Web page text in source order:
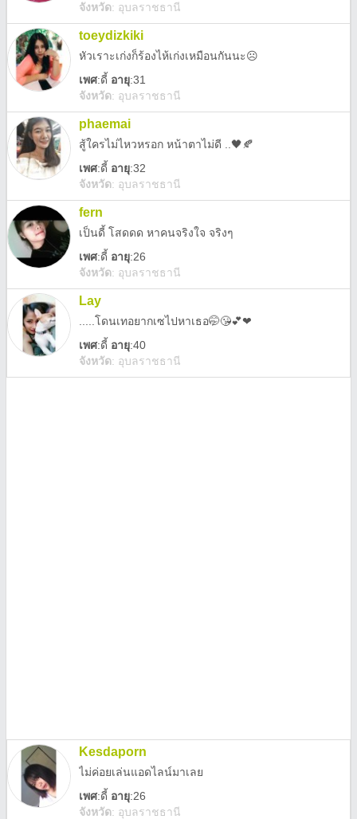
จังหวัด: อุบลราชธานี
toeydizkiki
หัวเราะเก่งก็ร้องไห้เก่งเหมือนกันนะ☹️
เพศ:ดี้ อายุ:31
จังหวัด: อุบลราชธานี
phaemai
สู้ใครไม่ไหวหรอก หน้าตาไม่ดี ..🖤🍂
เพศ:ดี้ อายุ:32
จังหวัด: อุบลราชธานี
fern
เป็นดี้ โสดดด หาคนจริงใจ จริงๆ
เพศ:ดี้ อายุ:26
จังหวัด: อุบลราชธานี
Lay
.....โดนเทอยากเซไปหาเธอ🤭😘💕❤
เพศ:ดี้ อายุ:40
จังหวัด: อุบลราชธานี
Kesdaporn
ไม่ค่อยเล่นแอดไลน์มาเลย
เพศ:ดี้ อายุ:26
จังหวัด: อุบลราชธานี